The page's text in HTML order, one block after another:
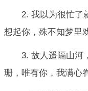
2. 我以为很忙了
想起你，殊不知梦里
3. 故人遥隔山河
珊，唯有你，我满心